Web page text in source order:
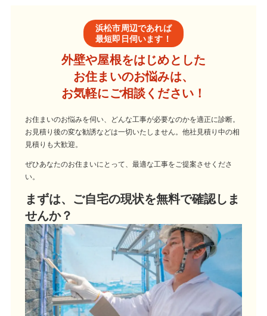
浜松市周辺であれば
最短即日伺います！
外壁や屋根をはじめとした
お住まいのお悩みは、
お気軽にご相談ください！
お住まいのお悩みを伺い、どんな工事が必要なのかを適正に診断。
お見積り後の変な勧誘などは一切いたしません。他社見積り中の相
見積りも大歓迎。
ぜひあなたのお住まいにとって、最適な工事をご提案させくださ
い。
まずは、ご自宅の現状を無料で確認しま
せんか？